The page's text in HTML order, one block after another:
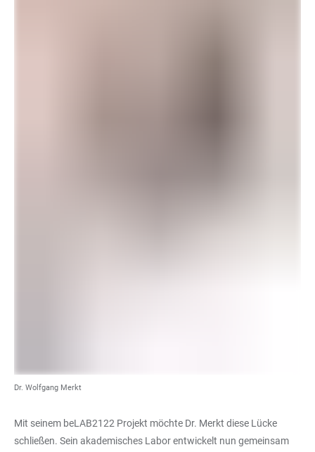
Dr. Wolfgang Merkt
Mit seinem beLAB2122 Projekt möchte Dr. Merkt diese Lücke
schließen. Sein akademisches Labor entwickelt nun gemeinsam